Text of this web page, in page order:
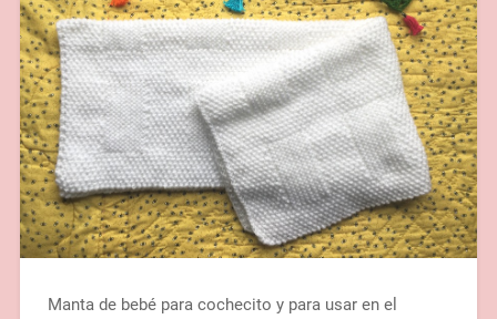
Manta de bebé para cochecito y para usar en el